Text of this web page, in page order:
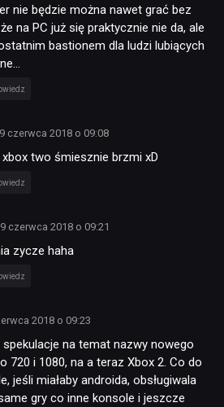
nie będzie można nawet grać bez
na PC już się praktycznie nie da, ale
bastionem dla ludzi lubiących
czerwca 2018 o 09:08
two śmiesznie brzmi xD
czerwca 2018 o 09:21
zycze haha
2018 o 09:23
spekulacje na temat nazwy nowego
720 i 1080, na a teraz Xbox 2. Co do
jeśli miałaby androida, obsługiwala
gry co inne konsole i jeszcze